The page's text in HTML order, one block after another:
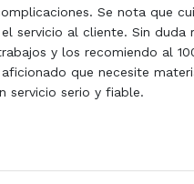
Se nota que
servicio al cliente. Sin duda
y los recomiendo al
que necesite
servicio serio y fiable.